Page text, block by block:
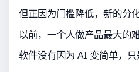
但正因为门槛降低，新的分
以前，一个人做产品最大的
软件没有因为 AI 变简单，